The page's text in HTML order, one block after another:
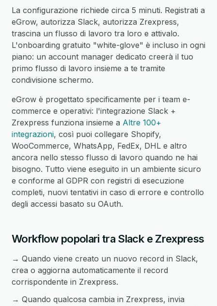
La configurazione richiede circa 5 minuti. Registrati a
eGrow, autorizza Slack, autorizza Zrexpress,
trascina un flusso di lavoro tra loro e attivalo.
L'onboarding gratuito "white-glove" è incluso in ogni
piano: un account manager dedicato creerà il tuo
primo flusso di lavoro insieme a te tramite
condivisione schermo.
eGrow è progettato specificamente per i team e-
commerce e operativi: l'integrazione Slack +
Zrexpress funziona insieme a Altre 100+
integrazioni, così puoi collegare Shopify,
WooCommerce, WhatsApp, FedEx, DHL e altro
ancora nello stesso flusso di lavoro quando ne hai
bisogno. Tutto viene eseguito in un ambiente sicuro
e conforme al GDPR con registri di esecuzione
completi, nuovi tentativi in caso di errore e controllo
degli accessi basato su OAuth.
Workflow popolari tra Slack e Zrexpress
→ Quando viene creato un nuovo record in Slack,
crea o aggiorna automaticamente il record
corrispondente in Zrexpress.
→ Quando qualcosa cambia in Zrexpress, invia